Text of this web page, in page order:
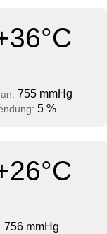
755 mmHg
5 %
756 mmHg